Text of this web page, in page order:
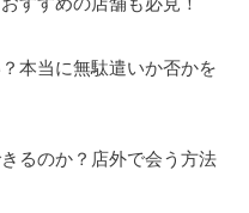
本当に無駄遣いか否かを
るのか？店外で会う方法